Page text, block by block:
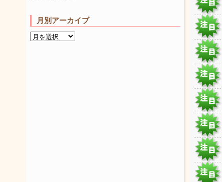
月別アーカイブ